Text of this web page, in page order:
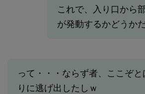
これで、入り口から
が発動するかどうかだ
って・・・ならず者、ここぞと
りに逃げ出したしｗ